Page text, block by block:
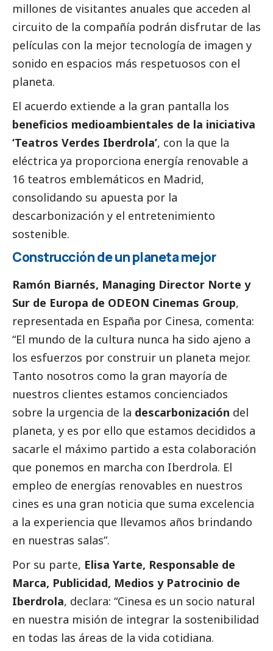
millones de visitantes anuales que acceden al
circuito de la compañía podrán disfrutar de las
películas con la mejor tecnología de imagen y
sonido en espacios más respetuosos con el
planeta.
El acuerdo extiende a la gran pantalla los
beneficios medioambientales de la iniciativa
‘Teatros Verdes Iberdrola’, con la que la
eléctrica ya proporciona energía renovable a
16 teatros emblemáticos en Madrid,
consolidando su apuesta por la
descarbonización y el entretenimiento
sostenible.
Construcción de un planeta mejor
Ramón Biarnés, Managing Director Norte y
Sur de Europa de ODEON Cinemas Group,
representada en España por Cinesa, comenta:
“El mundo de la cultura nunca ha sido ajeno a
los esfuerzos por construir un planeta mejor.
Tanto nosotros como la gran mayoría de
nuestros clientes estamos concienciados
sobre la urgencia de la descarbonización del
planeta, y es por ello que estamos decididos a
sacarle el máximo partido a esta colaboración
que ponemos en marcha con Iberdrola. El
empleo de energías renovables en nuestros
cines es una gran noticia que suma excelencia
a la experiencia que llevamos años brindando
en nuestras salas”.
Por su parte, Elisa Yarte, Responsable de
Marca, Publicidad, Medios y Patrocinio de
Iberdrola, declara: “Cinesa es un socio natural
en nuestra misión de integrar la sostenibilidad
en todas las áreas de la vida cotidiana.